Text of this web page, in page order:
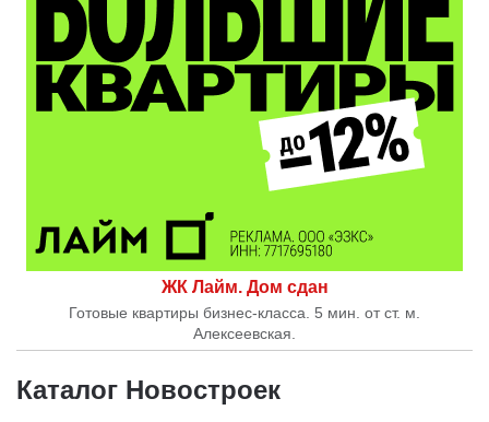
ЖК Лайм. Дом сдан
Готовые квартиры бизнес-класса. 5 мин. от ст. м.
Алексеевская.
Каталог Новостроек